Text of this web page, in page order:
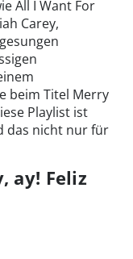
All I Want For
Carey,
beim Titel Merry
Playlist ist
das nicht nur für
ay! Feliz